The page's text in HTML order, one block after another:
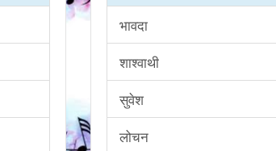
भावदा
शाश्वाथी
सुवेश
लोचन